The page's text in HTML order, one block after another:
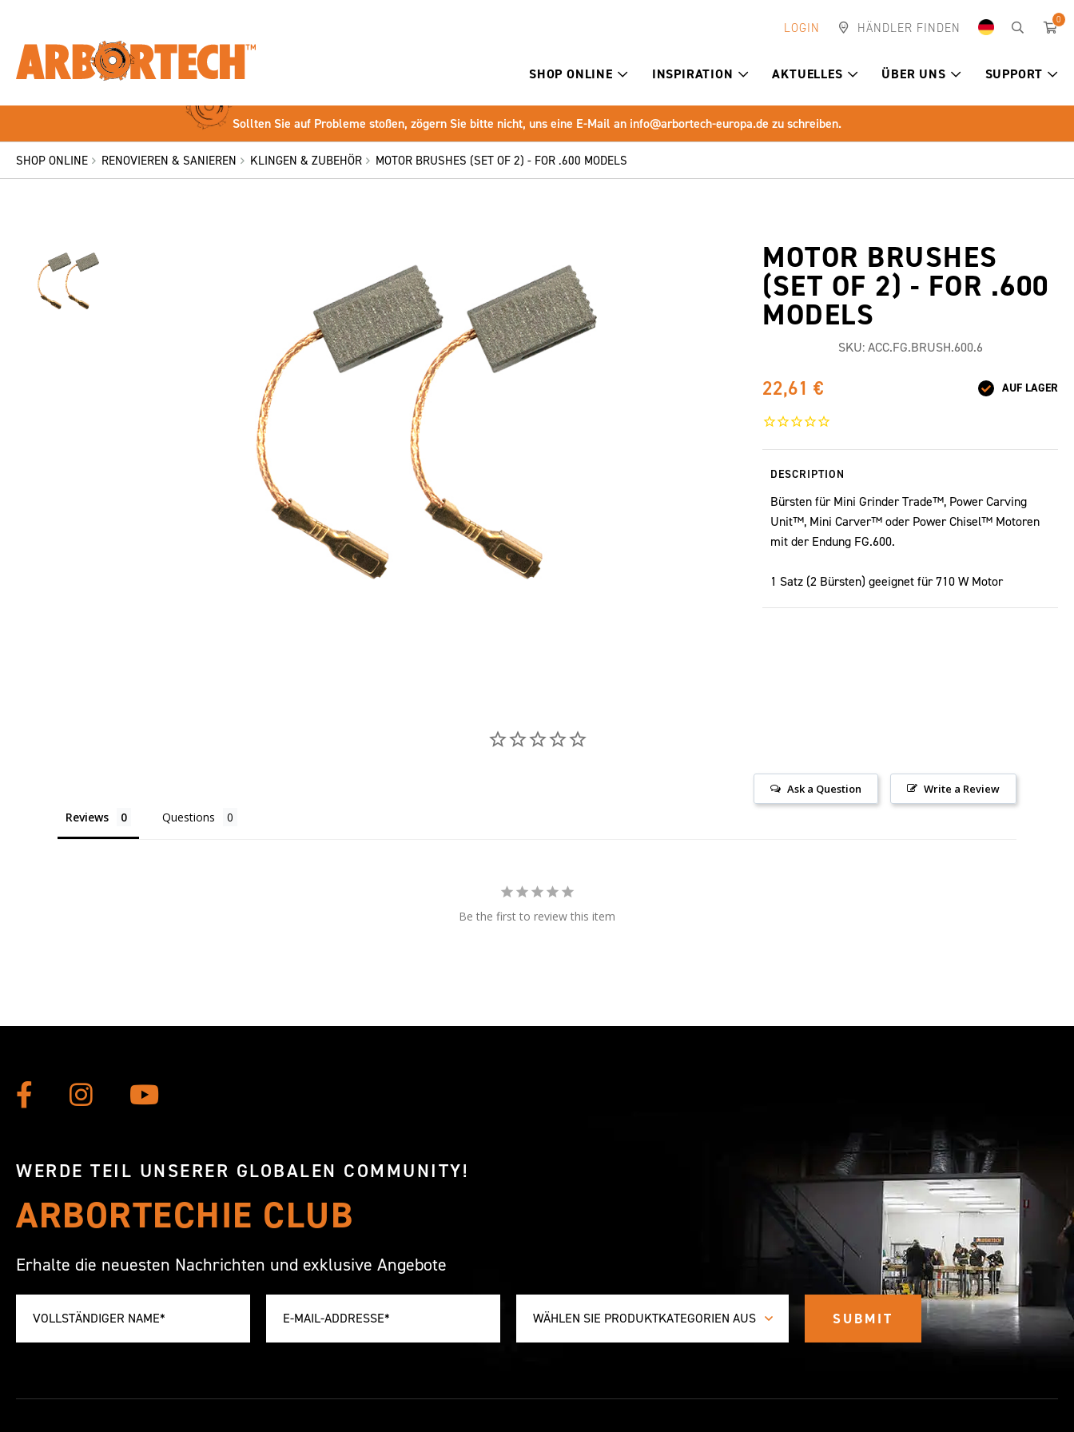
LOGIN HÄNDLER FINDEN
0
SHOP ONLINE INSPIRATION AKTUELLES ÜBER UNS SUPPORT
Sollten Sie auf Probleme stoßen, zögern Sie bitte nicht, uns eine E-Mail an info@arbortech-europa.de zu schreiben.
SHOP ONLINE RENOVIEREN & SANIEREN KLINGEN & ZUBEHÖR MOTOR BRUSHES (SET OF 2) - FOR .600 MODELS
MOTOR BRUSHES
(SET OF 2) - FOR .600
MODELS
SKU:ACC.FG.BRUSH.600.6
22,61 € AUF LAGER
DESCRIPTION
Bürsten für Mini Grinder Trade™, Power Carving
Unit™, Mini Carver™ oder Power Chisel™ Motoren
mit der Endung FG.600.
1 Satz (2 Bürsten) geeignet für 710 W Motor
Write a Review
Ask a Question
Reviews Questions
Be the first to review this item
WERDE TEIL UNSERER GLOBALEN COMMUNITY!
ARBORTECHIE CLUB
Erhalte die neuesten Nachrichten und exklusive Angebote
WÄHLEN SIE PRODUKTKATEGORIEN AUS